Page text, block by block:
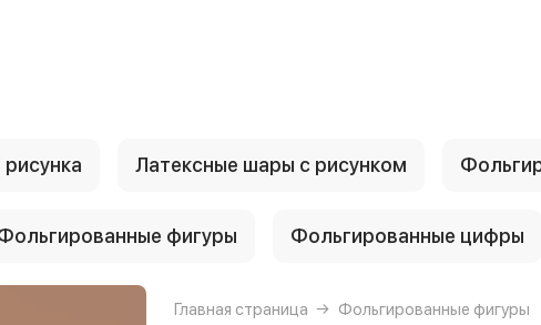
Латексные шары с рисунком
фигуры Фольгированные цифры
Главная страница Фольгированные фигуры